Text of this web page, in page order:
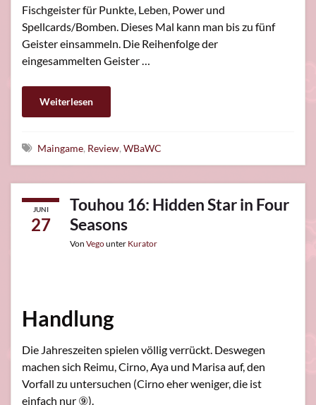
Fischgeister für Punkte, Leben, Power und
Spellcards/Bomben. Dieses Mal kann man bis zu fünf
Geister einsammeln. Die Reihenfolge der
eingesammelten Geister …
Weiterlesen
Schlagwörter
Maingame, Review, WBaWC
JUNI
27
Touhou 16: Hidden Star in Four
Seasons
Von Vegounter Kurator
Handlung
Die Jahreszeiten spielen völlig verrückt. Deswegen
machen sich Reimu, Cirno, Aya und Marisa auf, den
Vorfall zu untersuchen (Cirno eher weniger, die ist
einfach nur ⑨).